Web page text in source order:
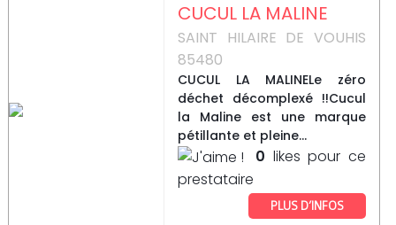
CUCUL LA MALINE
SAINT HILAIRE DE VOUHIS
85480
CUCUL LA MALINELe zéro
déchet décomplexé !!Cucul
la Maline est une marque
pétillante et pleine...
0 likes pour ce
prestataire
PLUS D’INFOS